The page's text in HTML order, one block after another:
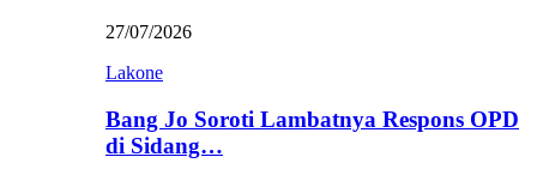
27/07/2026
Lakone
Bang Jo Soroti Lambatnya Respons OPD
di Sidang…